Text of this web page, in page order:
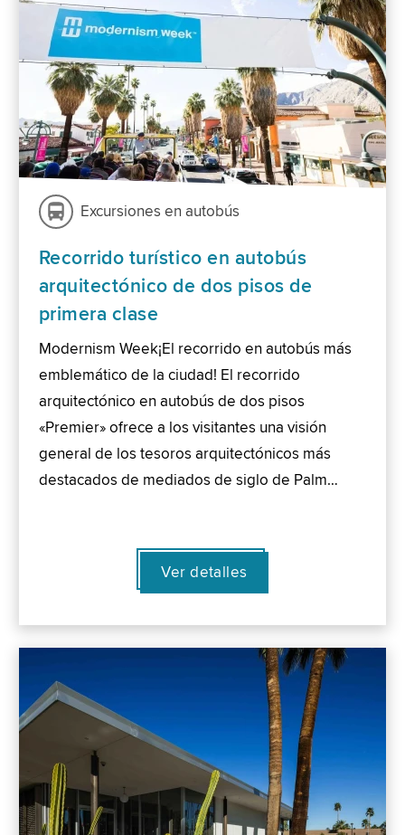
Excursiones en autobús
Recorrido turístico en autobús
arquitectónico de dos pisos de
primera clase
Modernism Week¡El recorrido en autobús más
emblemático de la ciudad! El recorrido
arquitectónico en autobús de dos pisos
«Premier» ofrece a los visitantes una visión
general de los tesoros arquitectónicos más
destacados de mediados de siglo de Palm…
Ver detalles